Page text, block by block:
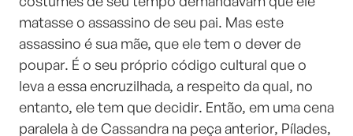
matasse o assassino de seu pai. Mas este
assassino é sua mãe, que ele tem o dever de
poupar. É o seu próprio código cultural que o
leva a essa encruzilhada, a respeito da qual, no
entanto, ele tem que decidir. Então, em uma cena
paralela à de Cassandra na peça anterior, Pílades,